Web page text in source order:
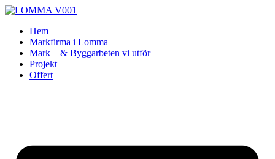
Skip
contentHem
Markfirma i Lomma
Mark – & Byggarbeten vi utför
Projekt
Offert